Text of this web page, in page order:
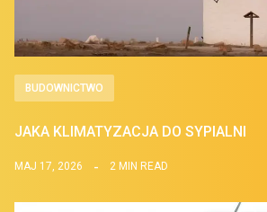
BUDOWNICTWO
JAKA KLIMATYZACJA DO SYPIALNI
MAJ 17, 2026 2 MIN READ